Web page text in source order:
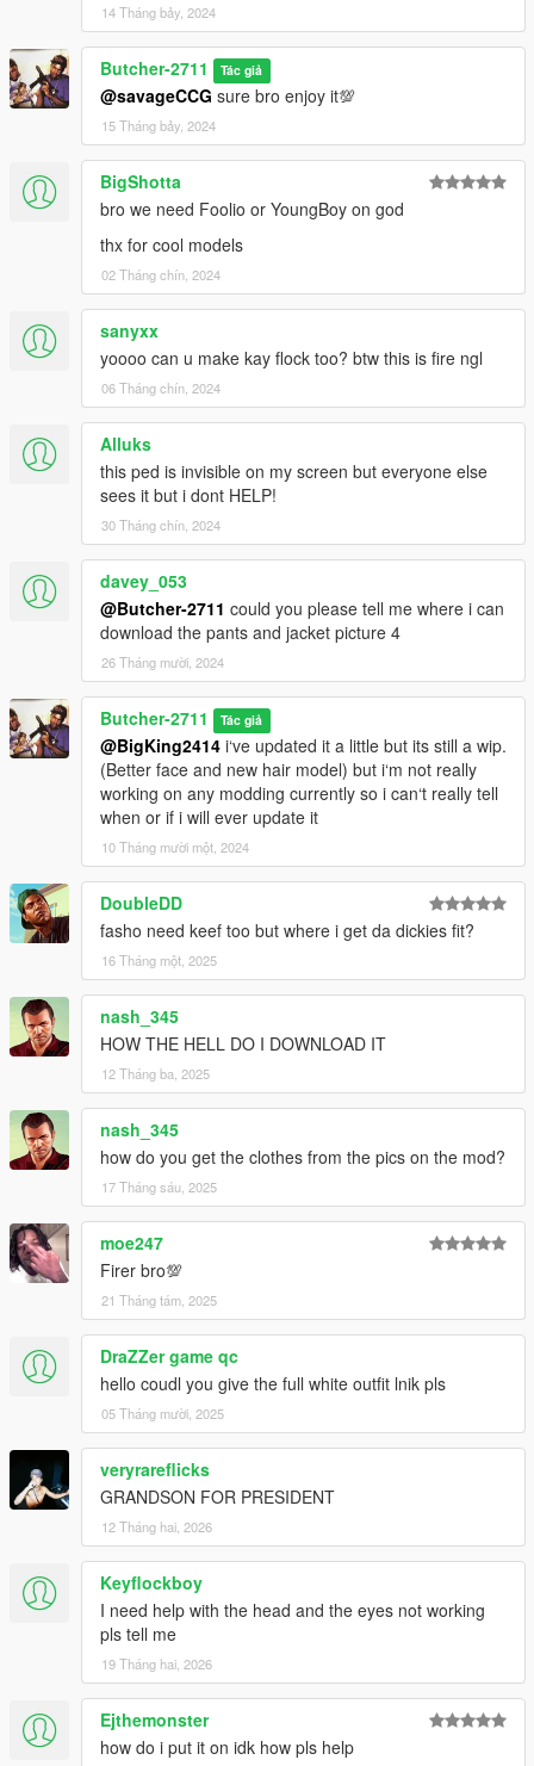
14 Tháng bảy, 2024
Butcher-2711 Tác giả
@savageCCG sure bro enjoy it💯
15 Tháng bảy, 2024
BigShotta
bro we need Foolio or YoungBoy on god
thx for cool models
02 Tháng chín, 2024
sanyxx
yoooo can u make kay flock too? btw this is fire ngl
06 Tháng chín, 2024
Alluks
this ped is invisible on my screen but everyone else
sees it but i dont HELP!
30 Tháng chín, 2024
davey_053
@Butcher-2711 could you please tell me where i can
download the pants and jacket picture 4
26 Tháng mười, 2024
Butcher-2711 Tác giả
@BigKing2414 i‘ve updated it a little but its still a wip.
(Better face and new hair model) but i‘m not really
working on any modding currently so i can‘t really tell
when or if i will ever update it
10 Tháng mười một, 2024
DoubleDD
fasho need keef too but where i get da dickies fit?
16 Tháng một, 2025
nash_345
HOW THE HELL DO I DOWNLOAD IT
12 Tháng ba, 2025
nash_345
how do you get the clothes from the pics on the mod?
17 Tháng sáu, 2025
moe247
Firer bro💯
21 Tháng tám, 2025
DraZZer game qc
hello coudl you give the full white outfit lnik pls
05 Tháng mười, 2025
veryrareflicks
GRANDSON FOR PRESIDENT
12 Tháng hai, 2026
Keyflockboy
I need help with the head and the eyes not working
pls tell me
19 Tháng hai, 2026
Ejthemonster
how do i put it on idk how pls help